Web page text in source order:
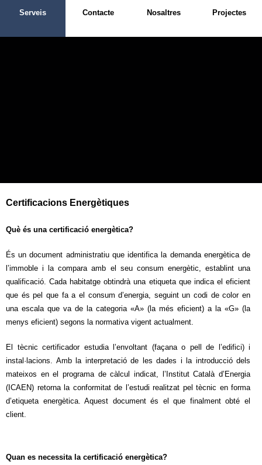
Serveis Contacte Nosaltres Projectes
Certificacions Energètiques
Què és una certificació energètica?
És un document administratiu que identifica la demanda energètica de
l’immoble i la compara amb el seu consum energètic, establint una
qualificació. Cada habitatge obtindrà una etiqueta que indica el eficient
que és pel que fa a el consum d’energia, seguint un codi de color en
una escala que va de la categoria «A» (la més eficient) a la «G» (la
menys eficient) segons la normativa vigent actualment.
El tècnic certificador estudia l’envoltant (façana o pell de l’edifici) i
instal·lacions. Amb la interpretació de les dades i la introducció dels
mateixos en el programa de càlcul indicat, l’Institut Català d’Energia
(ICAEN) retorna la conformitat de l’estudi realitzat pel tècnic en forma
d’etiqueta energètica. Aquest document és el que finalment obté el
client.
Quan es necessita la certificació energètica?